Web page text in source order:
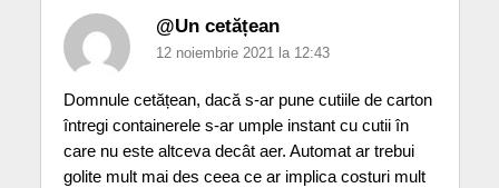
@Un cetățean
12 noiembrie 2021 la 12:43
Domnule cetățean, dacă s-ar pune cutiile de carton
întregi containerele s-ar umple instant cu cutii în
care nu este altceva decât aer. Automat ar trebui
golite mult mai des ceea ce ar implica costuri mult